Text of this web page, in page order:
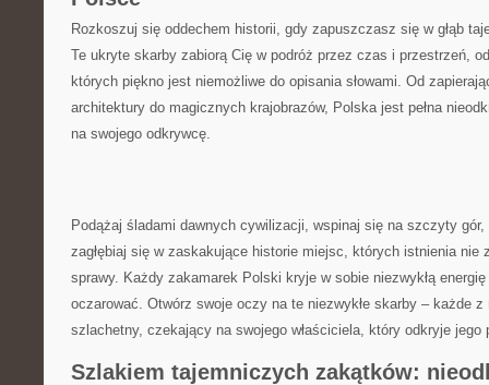
Rozkoszuj się oddechem historii, gdy zapuszczasz się w głąb
Te ukryte ​skarby zabiorą Cię w podróż przez czas i przestrzeń,
których piękno jest niemożliwe do opisania słowami. Od
architektury do magicznych krajobrazów, Polska jest pełna
na swojego odkrywcę.
Podążaj śladami dawnych cywilizacji, wspinaj się na szczyty
zagłębiaj się w zaskakujące⁢ historie miejsc, ⁢których istnienia nie
sprawy. Każdy zakamarek Polski kryje w sobie niezwykłą
oczarować. Otwórz ‍swoje oczy na ⁢te niezwykłe skarby – każde
szlachetny,‌ czekający na swojego⁤ właściciela, który ⁤odkryje jego
Szlakiem tajemniczych zakątków: